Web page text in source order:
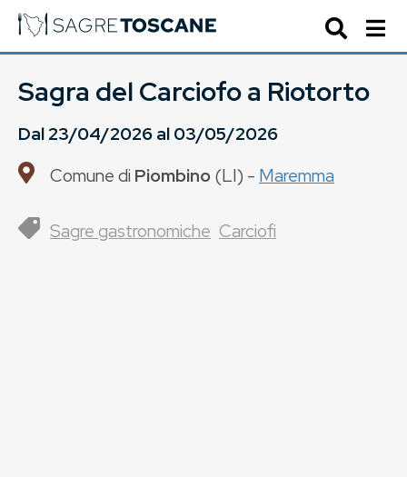
Sagra del Carciofo a Riotorto
Dal23/04/2026al03/05/2026
Comune di Piombino(LI) - Maremma
Sagre gastronomiche Carciofi